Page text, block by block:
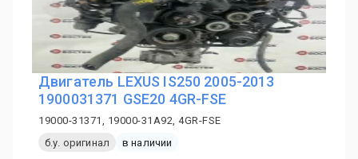
Двигатель LEXUS IS250 2005-2013
1900031371 GSE20 4GR-FSE
19000-31371, 19000-31A92, 4GR-FSE
б.у. оригинал
в наличии